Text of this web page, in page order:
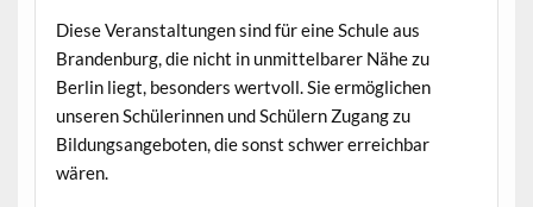
Diese Veranstaltungen sind für eine Schule aus
Brandenburg, die nicht in unmittelbarer Nähe zu
Berlin liegt, besonders wertvoll. Sie ermöglichen
unseren Schülerinnen und Schülern Zugang zu
Bildungsangeboten, die sonst schwer erreichbar
wären.